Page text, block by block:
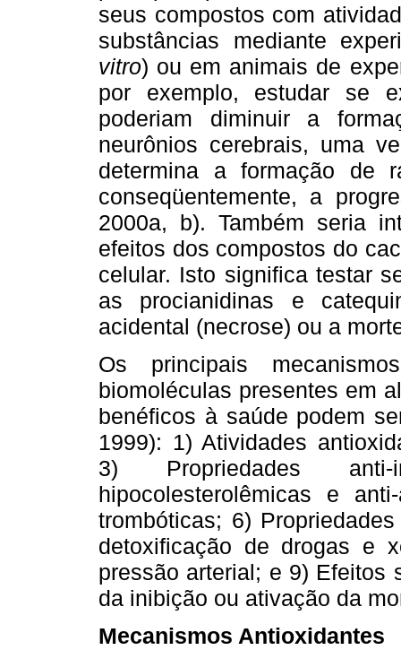
seus compostos com
substâncias mediante
vitro) ou em animais de
por exemplo, estudar se
poderiam diminuir a
neurônios cerebrais, uma
determina a formação de
conseqüentemente, a
2000a, b). Também seria
efeitos dos compostos do
celular. Isto significa testar
as procianidinas e
acidental (necrose) ou a
Os principais
biomoléculas presentes em
benéficos à saúde podem
1999): 1) Atividades
3) Propriedades anti-
hipocolesterolêmicas e
trombóticas; 6)
detoxificação de drogas e
pressão arterial; e 9) Efeitos
da inibição ou ativação da
Mecanismos Antioxidantes